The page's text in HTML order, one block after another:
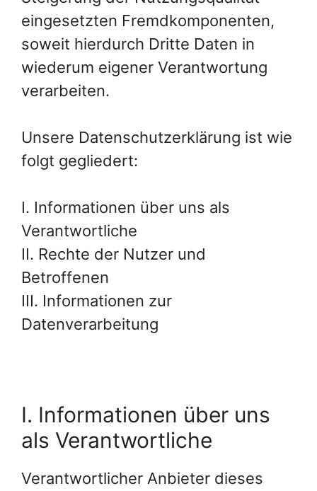
eingesetzten Fremdkomponenten,
soweit hierdurch Dritte Daten in
wiederum eigener Verantwortung
verarbeiten.
Unsere Datenschutzerklärung ist wie
folgt gegliedert:
I. Informationen über uns als
Verantwortliche
II. Rechte der Nutzer und
Betroffenen
III. Informationen zur
Datenverarbeitung
I. Informationen über uns
als Verantwortliche
Verantwortlicher Anbieter dieses